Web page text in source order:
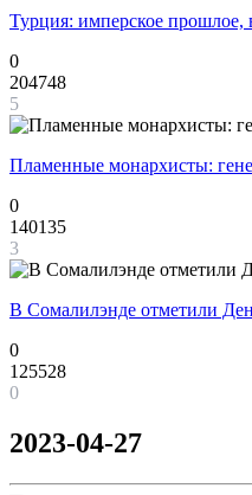
Турция: имперское прошлое,
0
204748
5
Пламенные монархисты:
0
140135
3
В Сомалилэнде отметили
0
125528
0
2023-04-27